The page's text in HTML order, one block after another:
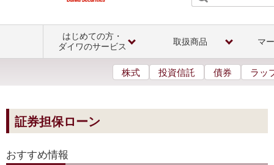
はじめての方・
ダイワのサービス
取扱商品 マ
株式 投資信託 債券 ラッ
証券担保ローン
おすすめ情報